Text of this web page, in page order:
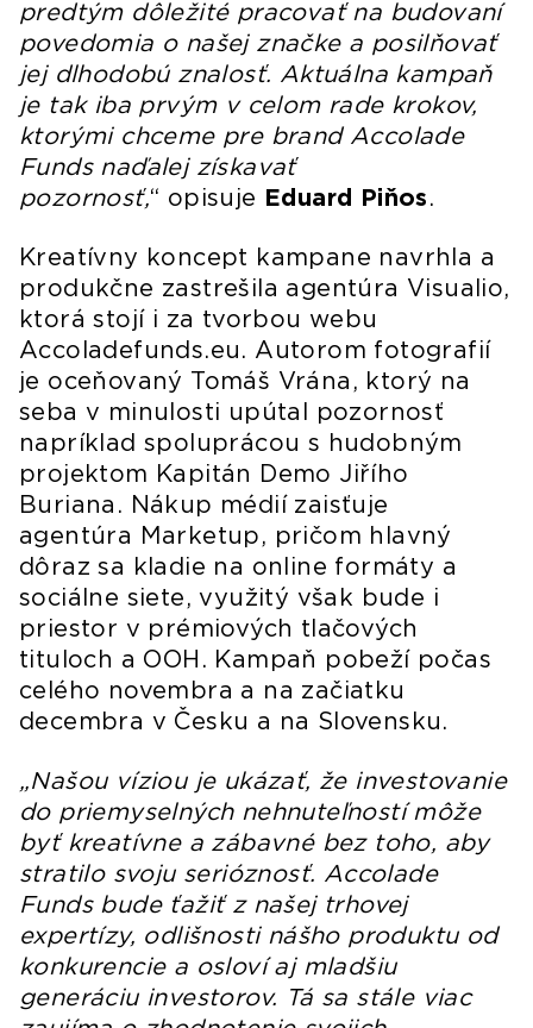
predtým dôležité pracovať na budovaní
povedomia o našej značke a posilňovať
jej dlhodobú znalosť. Aktuálna kampaň
je tak iba prvým v celom rade krokov,
ktorými chceme pre brand Accolade
Funds naďalej získavať
pozornosť,“ opisuje Eduard Piňos.
Kreatívny koncept kampane navrhla a
produkčne zastrešila agentúra Visualio,
ktorá stojí i za tvorbou webu
Accoladefunds.eu. Autorom fotografií
je oceňovaný Tomáš Vrána, ktorý na
seba v minulosti upútal pozornosť
napríklad spoluprácou s hudobným
projektom Kapitán Demo Jiřího
Buriana. Nákup médií zaisťuje
agentúra Marketup, pričom hlavný
dôraz sa kladie na online formáty a
sociálne siete, využitý však bude i
priestor v prémiových tlačových
tituloch a OOH. Kampaň pobeží počas
celého novembra a na začiatku
decembra v Česku a na Slovensku.
„Našou víziou je ukázať, že investovanie
do priemyselných nehnuteľností môže
byť kreatívne a zábavné bez toho, aby
stratilo svoju serióznosť. Accolade
Funds bude ťažiť z našej trhovej
expertízy, odlišnosti nášho produktu od
konkurencie a osloví aj mladšiu
generáciu investorov. Tá sa stále viac